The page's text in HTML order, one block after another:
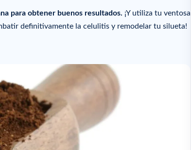
para obtener buenos resultados. ¡Y utiliza tu ventosa
definitivamente la celulitis y remodelar tu silueta!